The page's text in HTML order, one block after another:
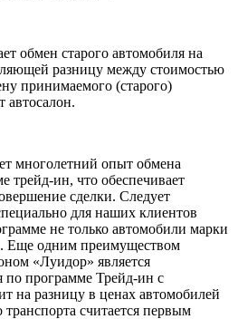
обмен старого автомобиля на
разницу между стоимостью
принимаемого (старого)
автосалон.
многолетний опыт обмена
трейд-ин, что обеспечивает
сделки. Следует
для наших клиентов
не только автомобили марки
Еще одним преимуществом
«Луидор» является
по программе Трейд-ин с
на разницу в ценах автомобилей
считается первым